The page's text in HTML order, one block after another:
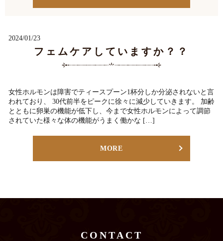
2024/01/23
フェムケアしていますか？？
女性ホルモンは障害でティースプーン1杯分しか分泌されないと言
われており、 30代前半をピークに徐々に減少していきます。 加齢
とともに卵巣の機能が低下し、今まで女性ホルモンによって調節
されていた様々な体の機能がうまく働かな […]
MORE
CONTACT